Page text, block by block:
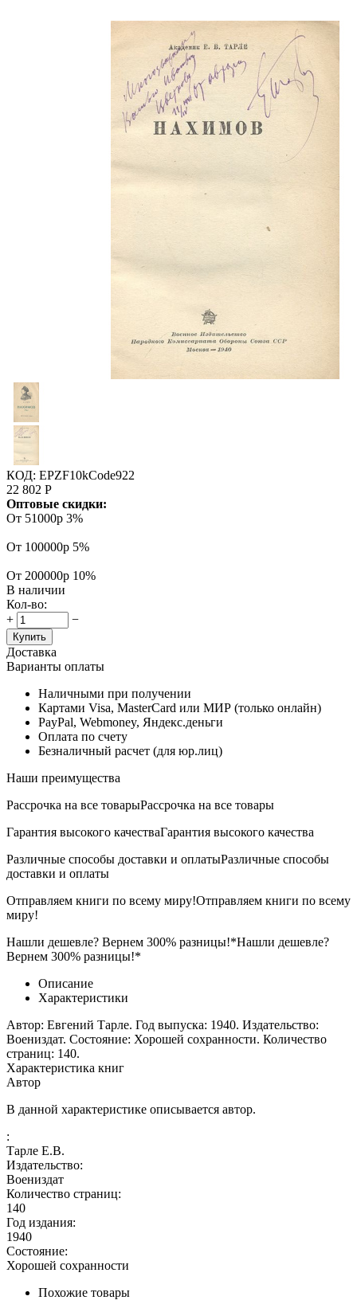
КОД: EPZF10kCode922
22 802 Р
Оптовые скидки:
От 51000р 3%
От 100000р 5%
От 200000р 10%
В наличии
Кол-во:
+
−
Купить
Доставка
Варианты оплаты
Наличными при получении
Картами Visa, MasterCard или МИР (только онлайн)
PayPal, Webmoney, Яндекс.деньги
Оплата по счету
Безналичный расчет (для юр.лиц)
Наши преимущества
Рассрочка на все товарыРассрочка на все товары
Гарантия высокого качестваГарантия высокого качества
Различные способы доставки и оплатыРазличные способы
доставки и оплаты
Отправляем книги по всему миру!Отправляем книги по всему
миру!
Нашли дешевле? Вернем 300% разницы!*Нашли дешевле?
Вернем 300% разницы!*
Описание
Характеристики
Автор: Евгений Тарле. Год выпуска: 1940. Издательство:
Воениздат. Состояние: Хорошей сохранности. Количество
страниц: 140.
Характеристика книг
Автор
В данной характеристике описывается автор.
:
Тарле Е.В.
Издательство:
Воениздат
Количество страниц:
140
Год издания:
1940
Состояние:
Хорошей сохранности
Похожие товары